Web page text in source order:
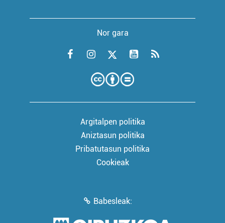
Nor gara
Argitalpen politika
Aniztasun politika
Pribatutasun politika
Cookieak
Babesleak: